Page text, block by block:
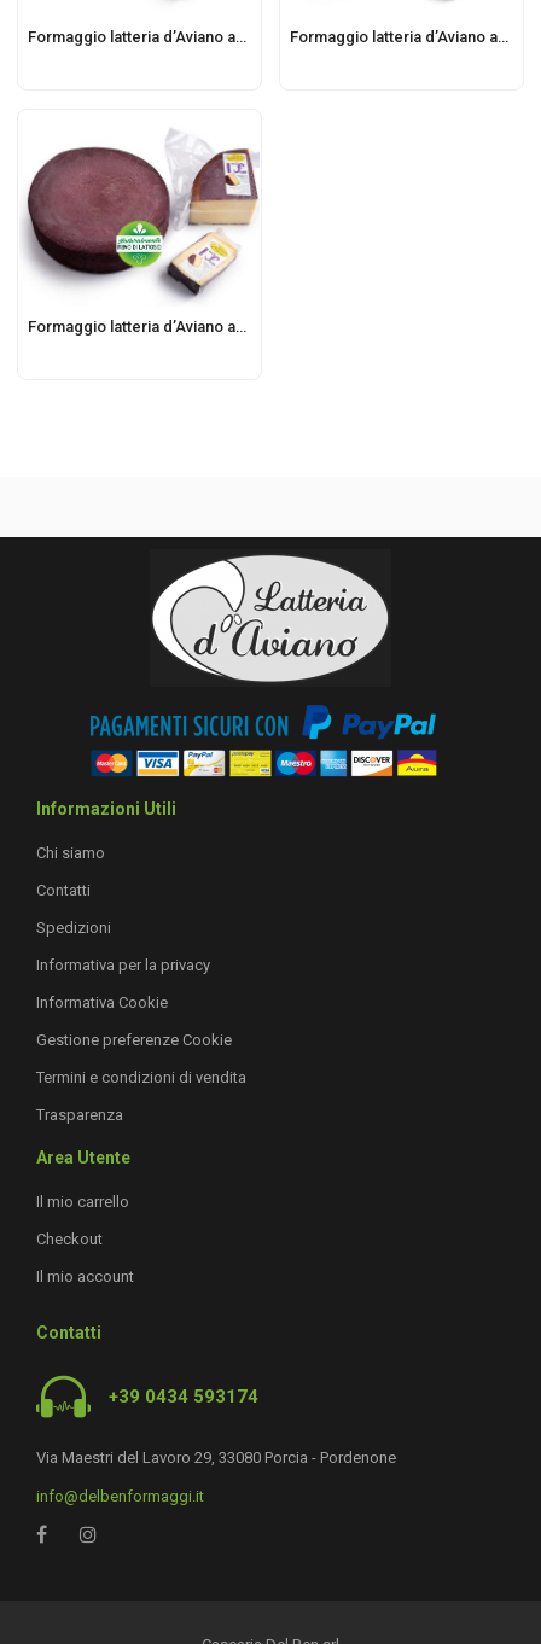
Formaggio latteria d’Aviano affinato in birra Formaggio latteria d’Aviano affinato in vinacce di Schioppettino Moschioni
Formaggio latteria d’Aviano affinato rosso
Informazioni Utili
Chi siamo
Contatti
Spedizioni
Informativa per la privacy
Informativa Cookie
Gestione preferenze Cookie
Termini e condizioni di vendita
Trasparenza
Area Utente
Il mio carrello
Checkout
Il mio account
Contatti
+39 0434 593174
Via Maestri del Lavoro 29, 33080 Porcia - Pordenone
info@delbenformaggi.it